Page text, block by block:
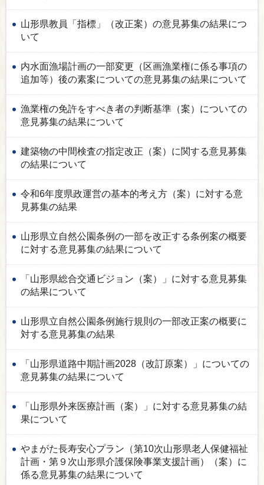
山形県教員「指標」（改正案）の意見募集の結果につ
いて
内水面漁場計画の一部変更（区画漁業権に係る事項の
追加等）後の素案についての意見募集の結果について
漁業権の免許をすべき者の判断基準（案）についての
意見募集の結果について
建築物の中間検査の指定改正（案）に関する意見募集
の結果について
令和6年度県政運営の基本的考え方（案）に対する意
見募集の結果
山形県立自然公園条例の一部を改正する条例案の概要
に対する意見募集の結果について
「山形県総合交通ビジョン（案）」に対する意見募集
の結果について
山形県立自然公園条例施行規則の一部改正案の概要に
対する意見募集の結果
「山形県道路中期計画2028（改訂原案）」についての
意見募集の結果について
「山形県外来医療計画（案）」に対する意見募集の結
果について
やまがた長寿安心プラン（第10次山形県老人保健福祉
計画・第９次山形県介護保険事業支援計画）（案）に
係る意見募集の結果について